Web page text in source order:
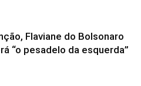
Flaviane do Bolsonaro
“o pesadelo da esquerda”